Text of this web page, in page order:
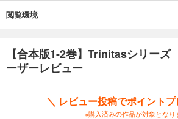
閲覧環境
【合本版1-2巻】Trinitasシリー
ーザーレビュー
＼ レビュー投稿でポイント
※購入済みの作品が対象となり